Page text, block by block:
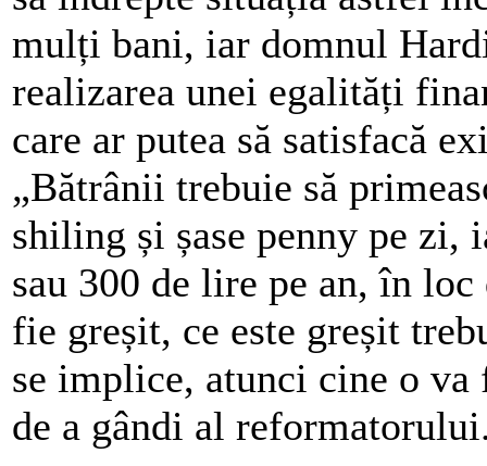
mulți bani, iar domnul
realizarea unei egalități
care ar putea să satisfacă
„Bătrânii trebuie să
shiling și șase penny pe zi,
sau 300 de lire pe an, în loc
fie greșit, ce este greșit
se implice, atunci cine o
de a gândi al